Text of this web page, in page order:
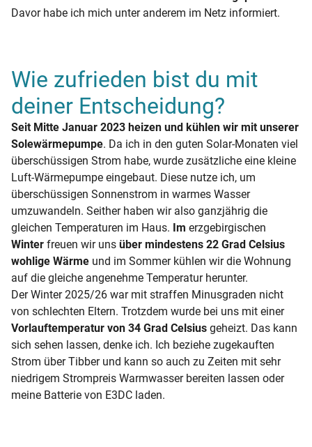
Davor habe ich mich unter anderem im Netz informiert.
Wie zufrieden bist du mit
deiner Entscheidung?
Seit Mitte Januar 2023 heizen und kühlen wir mit unserer
Solewärmepumpe. Da ich in den guten Solar-Monaten viel
überschüssigen Strom habe, wurde zusätzliche eine kleine
Luft-Wärmepumpe eingebaut. Diese nutze ich, um
überschüssigen Sonnenstrom in warmes Wasser
umzuwandeln. Seither haben wir also ganzjährig die
gleichen Temperaturen im Haus. Im erzgebirgischen
Winter freuen wir uns über mindestens 22 Grad Celsius
wohlige Wärme und im Sommer kühlen wir die Wohnung
auf die gleiche angenehme Temperatur herunter.
Der Winter 2025/26 war mit straffen Minusgraden nicht
von schlechten Eltern. Trotzdem wurde bei uns mit einer
Vorlauftemperatur von 34 Grad Celsius geheizt. Das kann
sich sehen lassen, denke ich. Ich beziehe zugekauften
Strom über Tibber und kann so auch zu Zeiten mit sehr
niedrigem Strompreis Warmwasser bereiten lassen oder
meine Batterie von E3DC laden.